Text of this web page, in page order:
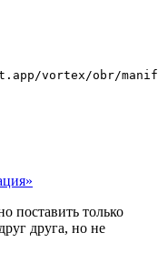
vortex/obr/
поставить только
друга, но не